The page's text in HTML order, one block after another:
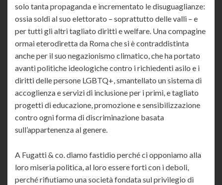
solo tanta propaganda e incrementato le disuguaglianze:
ossia soldi al suo elettorato – soprattutto delle valli – e
per tutti gli altri tagliato diritti e welfare. Una compagine
ormai eterodiretta da Roma che si è contraddistinta
anche per il suo negazionismo climatico, che ha portato
avanti politiche ideologiche contro i richiedenti asilo e i
diritti delle persone LGBTQ+, smantellato un sistema di
accoglienza e servizi di inclusione per i primi, e tagliato
progetti di educazione, promozione e sensibilizzazione
contro ogni forma di discriminazione basata
sull’appartenenza al genere.
A Fugatti & co. diamo fastidio perché ci opponiamo alla
loro miseria politica, al loro essere forti con i deboli,
perché rifiutiamo una società fondata sul privilegio di